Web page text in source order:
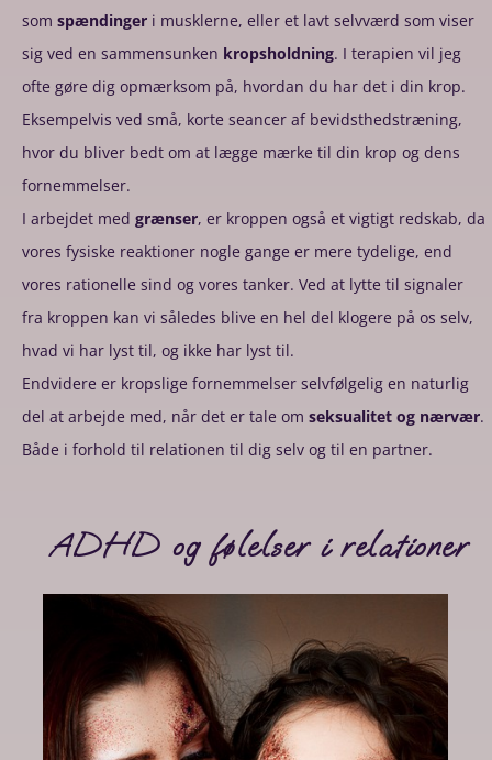
som spændinger i musklerne, eller et lavt selvværd som viser
sig ved en sammensunken kropsholdning. I terapien vil jeg
ofte gøre dig opmærksom på, hvordan du har det i din krop.
Eksempelvis ved små, korte seancer af bevidsthedstræning,
hvor du bliver bedt om at lægge mærke til din krop og dens
fornemmelser.
I arbejdet med grænser, er kroppen også et vigtigt redskab, da
vores fysiske reaktioner nogle gange er mere tydelige, end
vores rationelle sind og vores tanker. Ved at lytte til signaler
fra kroppen kan vi således blive en hel del klogere på os selv,
hvad vi har lyst til, og ikke har lyst til.
Endvidere er kropslige fornemmelser selvfølgelig en naturlig
del at arbejde med, når det er tale om seksualitet og nærvær.
Både i forhold til relationen til dig selv og til en partner.
ADHD og følelser i relationer